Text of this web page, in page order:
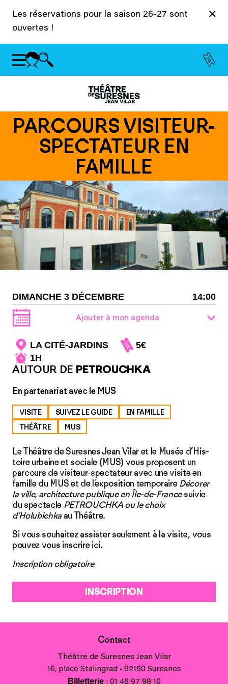
Les réservations pour la saison 26-27 sont
ouvertes !
PARCOURS VISITEUR-
SPECTATEUR EN
FAMILLE
DIMANCHE 3 DÉCEMBRE 14:00
Ajouter à mon agenda
LA CITÉ-JARDINS
5€
1H
AUTOUR DE PETROUCHKA
En partenariat avec le MUS
VISITE SUIVEZ LE GUIDE
EN FAMILLE
THÉÂTRE
MUS
Le Théâtre de Suresnes Jean Vilar et le Musée d’His­
toire urbaine et sociale (MUS) vous pro­posent un
parcours de visiteur-spectateur avec une visite en
famille du MUS et de l’exposition temporaire Décorer
la ville, architecture publique en Île-de-Francesuivie
du spectacle PETROUCHKA ou le choix
d’Holubichka au Théâtre.
Si vous souhaitez assister seulement à la visite, vous
pouvez vous inscrire ici.
Inscription obligatoire
INSCRIPTION
Contact
Théâtre de Suresnes Jean Vilar
16, place Stalingrad • 92150 Suresnes
Billetterie: 01 46 97 98 10